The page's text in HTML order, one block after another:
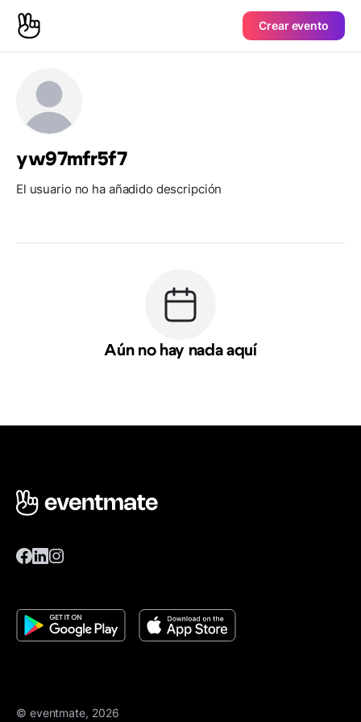
Crear evento
yw97mfr5f7
El usuario no ha añadido descripción
Aún no hay nada aquí
© eventmate, 2026